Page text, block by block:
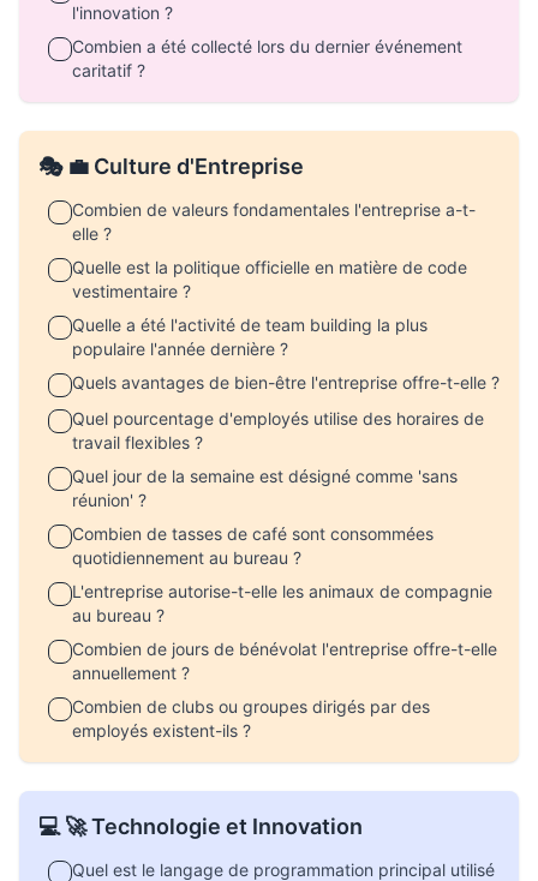
l'innovation ?
Combien a été collecté lors du dernier événement
caritatif ?
🎭 💼 Culture d'Entreprise
Combien de valeurs fondamentales l'entreprise a-t-
elle ?
Quelle est la politique officielle en matière de code
vestimentaire ?
Quelle a été l'activité de team building la plus
populaire l'année dernière ?
Quels avantages de bien-être l'entreprise offre-t-elle ?
Quel pourcentage d'employés utilise des horaires de
travail flexibles ?
Quel jour de la semaine est désigné comme 'sans
réunion' ?
Combien de tasses de café sont consommées
quotidiennement au bureau ?
L'entreprise autorise-t-elle les animaux de compagnie
au bureau ?
Combien de jours de bénévolat l'entreprise offre-t-elle
annuellement ?
Combien de clubs ou groupes dirigés par des
employés existent-ils ?
💻 🚀 Technologie et Innovation
Quel est le langage de programmation principal utilisé